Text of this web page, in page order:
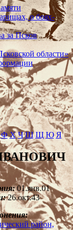
о боях-
за Псков
области»
Ф Х Ч Ш Щ Ю Я
01.янв.01
26.окт.43
район,